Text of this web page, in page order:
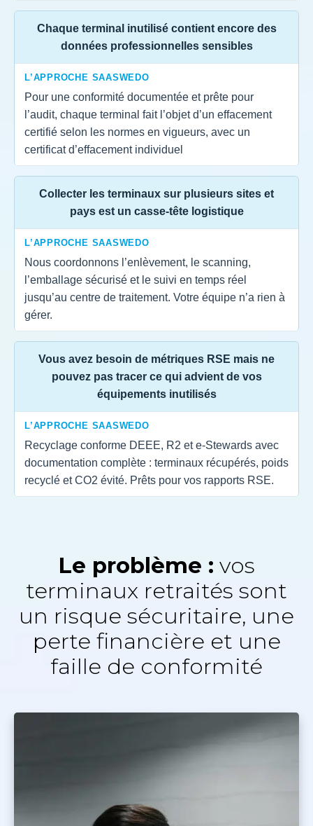
Chaque terminal inutilisé contient encore des
données professionnelles sensibles
L’APPROCHE SAASWEDO
Pour une conformité documentée et prête pour
l’audit, chaque terminal fait l’objet d’un effacement
certifié selon les normes en vigueurs, avec un
certificat d’effacement individuel
Collecter les terminaux sur plusieurs sites et
pays est un casse-tête logistique
L’APPROCHE SAASWEDO
Nous coordonnons l’enlèvement, le scanning,
l’emballage sécurisé et le suivi en temps réel
jusqu’au centre de traitement. Votre équipe n’a rien à
gérer.
Vous avez besoin de métriques RSE mais ne
pouvez pas tracer ce qui advient de vos
équipements inutilisés
L’APPROCHE SAASWEDO
Recyclage conforme DEEE, R2 et e-Stewards avec
documentation complète : terminaux récupérés, poids
recyclé et CO2 évité. Prêts pour vos rapports RSE.
Le problème : vos
terminaux retraités sont
un risque sécuritaire, une
perte financière et une
faille de conformité